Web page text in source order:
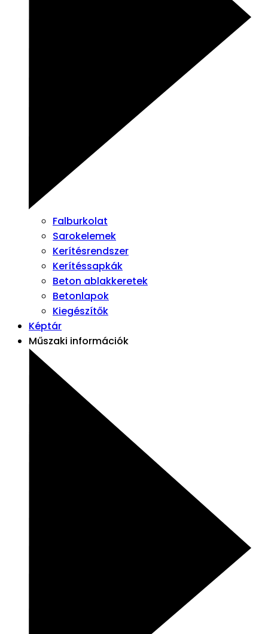
Falburkolat
Sarokelemek
Kerítésrendszer
Kerítéssapkák
Beton ablakkeretek
Betonlapok
Kiegészítők
Képtár
Műszaki információk